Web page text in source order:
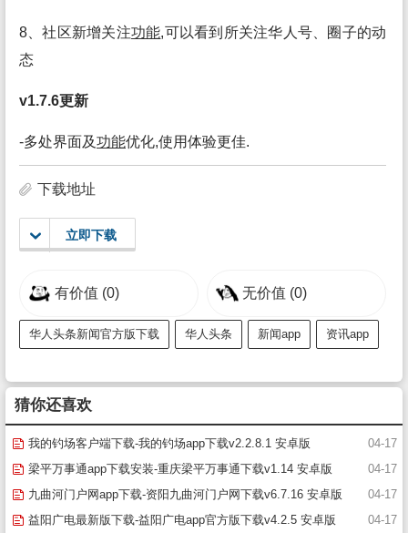
8、社区新增关注功能,可以看到所关注华人号、圈子的动
态
v1.7.6更新
-多处界面及功能优化,使用体验更佳.
下载地址
立即下载
有价值 (0) 无价值 (0)
华人头条新闻官方版下载 华人头条 新闻app 资讯app
猜你还喜欢
04-17
我的钓场客户端下载-我的钓场app下载v2.2.8.1 安卓版
04-17
梁平万事通app下载安装-重庆梁平万事通下载v1.14 安卓版
04-17
九曲河门户网app下载-资阳九曲河门户网下载v6.7.16 安卓版
04-17
益阳广电最新版下载-益阳广电app官方版下载v4.2.5 安卓版